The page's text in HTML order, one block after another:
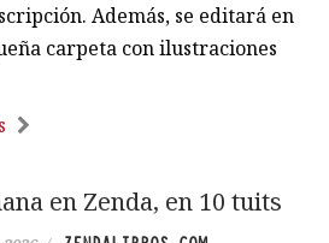
Además, se editará en
carpeta con ilustraciones
en Zenda, en 10 tuits